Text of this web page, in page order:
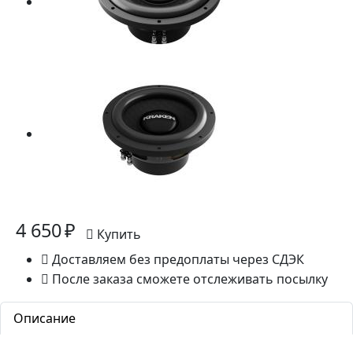
4 650 ₽
Купить
Доставляем без предоплаты через СДЭК
После заказа сможете отслеживать посылку
Описание